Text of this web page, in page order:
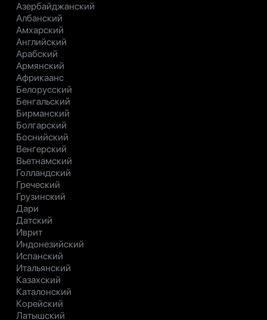
Азербайджанский
Албанский
Амхарский
Английский
Арабский
Армянский
Африкаанс
Белорусский
Бенгальский
Бирманский
Болгарский
Боснийский
Венгерский
Вьетнамский
Голландский
Греческий
Грузинский
Дари
Датский
Иврит
Индонезийский
Испанский
Итальянский
Казахский
Каталонский
Корейский
Латышский